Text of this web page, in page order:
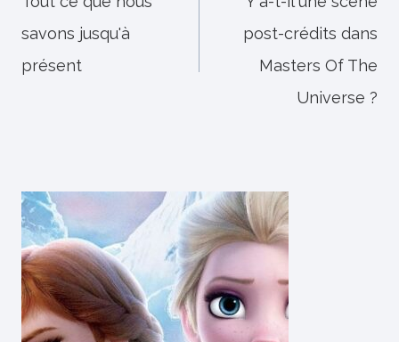
l’article
savons jusqu'à
présent
post-crédits dans
Masters Of The
Universe ?